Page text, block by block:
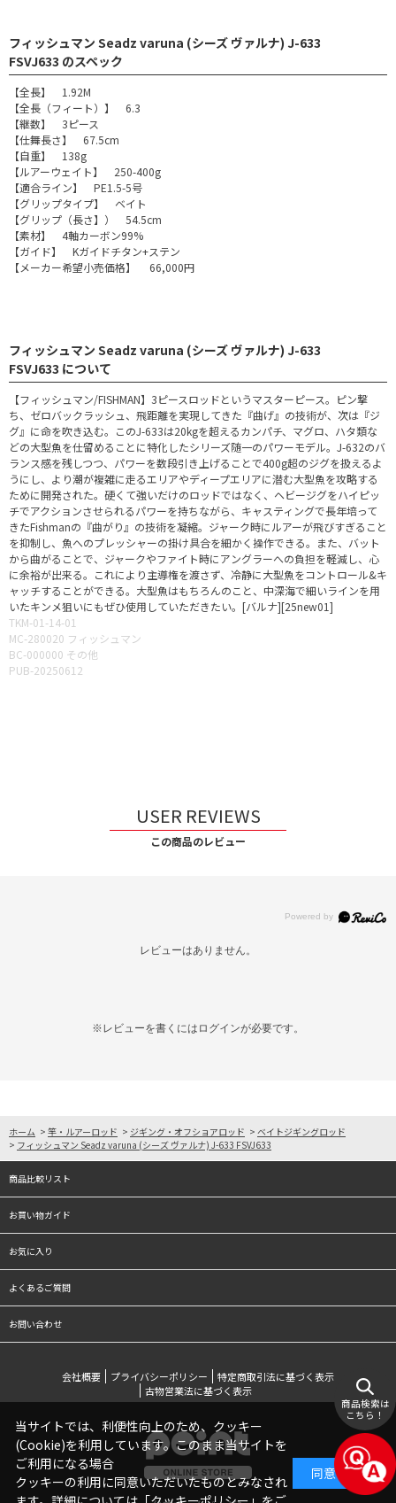
フィッシュマン Seadz varuna (シーズ ヴァルナ) J-633
FSVJ633 のスペック
【全長】 1.92M
【全長（フィート）】 6.3
【継数】 3ピース
【仕舞長さ】 67.5cm
【自重】 138g
【ルアーウェイト】 250-400g
【適合ライン】 PE1.5-5号
【グリップタイプ】 ベイト
【グリップ（長さ】） 54.5cm
【素材】 4軸カーボン99%
【ガイド】 Kガイドチタン+ステン
【メーカー希望小売価格】 66,000円
フィッシュマン Seadz varuna (シーズ ヴァルナ) J-633
FSVJ633 について
【フィッシュマン/FISHMAN】3ピースロッドというマスターピース。ピン撃
ち、ゼロバックラッシュ、飛距離を実現してきた『曲げ』の技術が、次は『ジ
グ』に命を吹き込む。このJ-633は20kgを超えるカンパチ、マグロ、ハタ類な
どの大型魚を仕留めることに特化したシリーズ随一のパワーモデル。J-632のバ
ランス感を残しつつ、パワーを数段引き上げることで400g超のジグを扱えるよ
うにし、より潮が複雑に走るエリアやディープエリアに潜む大型魚を攻略する
ために開発された。硬くて強いだけのロッドではなく、ヘビージグをハイピッ
チでアクションさせられるパワーを持ちながら、キャスティングで長年培って
きたFishmanの『曲がり』の技術を凝縮。ジャーク時にルアーが飛びすぎること
を抑制し、魚へのプレッシャーの掛け具合を細かく操作できる。また、バット
から曲がることで、ジャークやファイト時にアングラーへの負担を軽減し、心
に余裕が出来る。これにより主導権を渡さず、冷静に大型魚をコントロール&キ
ャッチすることができる。大型魚はもちろんのこと、中深海で細いラインを用
いたキンメ狙いにもぜひ使用していただきたい。[バルナ][25new01]
TKM-01-14-01
MC-280020 フィッシュマン
BC-000000 その他
PUB-20250612
USER REVIEWS
この商品のレビュー
レビューはありません。
※レビューを書くには ログインが必要です。
ホーム > 竿・ルアーロッド > ジギング・オフショアロッド > ベイトジギングロッド
> フィッシュマン Seadz varuna (シーズ ヴァルナ) J-633 FSVJ633
商品比較リスト
お買い物ガイド
お気に入り
よくあるご質問
お問い合わせ
会社概要 プライバシーポリシー
特定商取引法に基づく表示
古物営業法に基づく表示
商品検索は
こちら！
当サイトでは、利便性向上のため、クッキー
(Cookie)を利用しています。このまま当サイトを
ご利用になる場合
クッキーの利用に同意いただいたものとみなされ
同意する